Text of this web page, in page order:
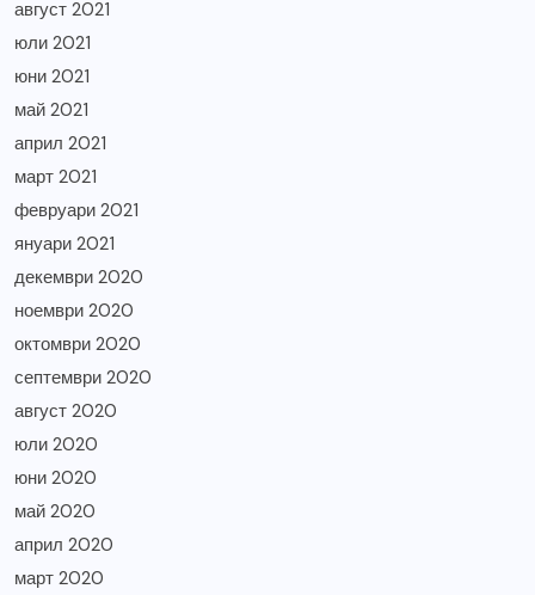
август 2021
юли 2021
юни 2021
май 2021
април 2021
март 2021
февруари 2021
януари 2021
декември 2020
ноември 2020
октомври 2020
септември 2020
август 2020
юли 2020
юни 2020
май 2020
април 2020
март 2020